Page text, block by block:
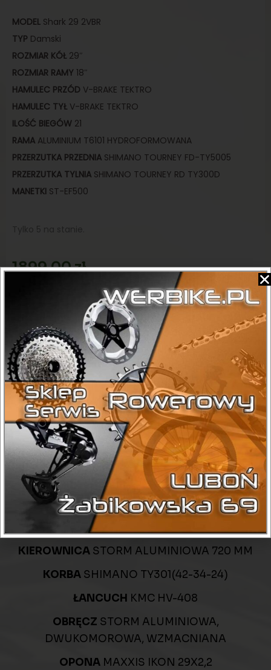
MODEL Shark 29 2VBR
TYP Damski
ROZMIAR KÓŁ 29″
ROZMIAR RAMY 18″
HAMULEC PRZÓD V-BRAKE TEKTRO
HAMULEC TYŁ V-BRAKE TEKTRO
ILOŚĆ BIEGÓW 21
RAMA ALUMINIUM T6101 HYDROFORMOWANA
PRZERZUTKA PRZEDNIA SHIMANO TOURNEY FD-TY5005
PRZERZUTKA TYLNIA SHIMANO TOURNEY RD TY300D
MANETKI ST-EF500
1899,00zł
Dodaj do koszyka
Kategorie Damskie,Górskie,Rama 18"
Sprawdź dostępność:
+ 48 575 198 021
DANE TECHNICZNE
CHWYTY
HERRMANS
KASETA WOLNOBIEGWOLNOBIEG SHIMANO
MF-TZ500 7 RZĘDOWY(14-34T)
KIEROWNICA STORM ALUMINIOWA 720 MM
KORBA SHIMANO TY301(42-34-24)
ŁANCUCH KMC HV-408
OBRĘCZ STORM ALUMINIOWA,
DWUKOMOROWA, WZMACNIANA
OPONAMAXXIS IKON 29X2,2